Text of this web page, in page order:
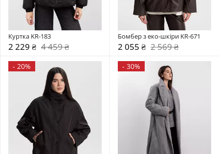
Куртка KR-183
2 229 ₴ 4 459 ₴
Бомбер з еко-шкіри KR-671
2 055 ₴ 2 569 ₴
- 20% - 30%